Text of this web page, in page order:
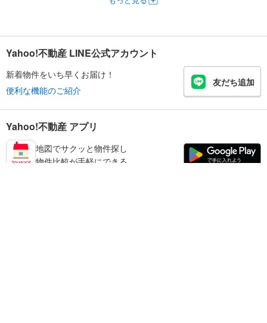
Yahoo!不動産 LINE公式アカウント
新着物件をいち早くお届け！
便利な機能のご紹介
友だち追加
Yahoo!不動産 アプリ
地図でサクッと物件探し
物件比較が手軽にできる